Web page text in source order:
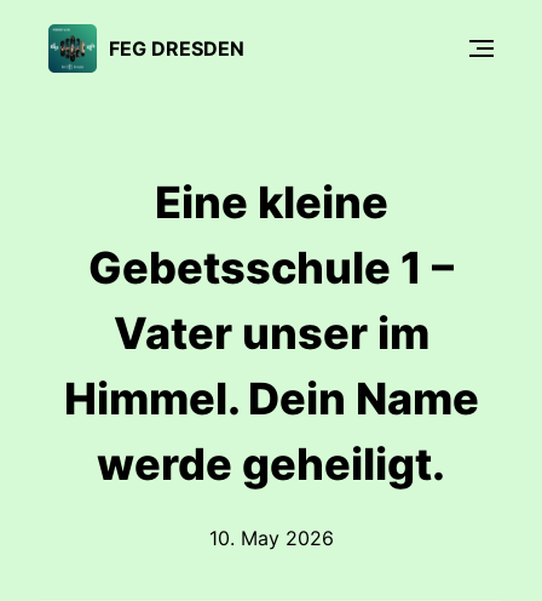
FEG DRESDEN
Eine kleine
Gebetsschule 1 –
Vater unser im
Himmel. Dein Name
werde geheiligt.
10. May 2026